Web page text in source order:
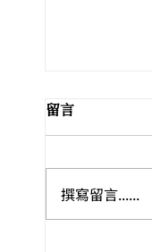
留言
撰寫留言......